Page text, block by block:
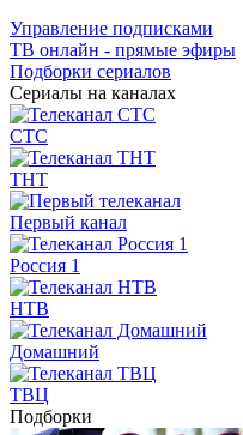
Управление подписками
ТВ онлайн - прямые эфиры
Подборки сериалов
Сериалы на каналах
СТС
ТНТ
Первый канал
Россия 1
НТВ
Домашний
ТВЦ
Подборки